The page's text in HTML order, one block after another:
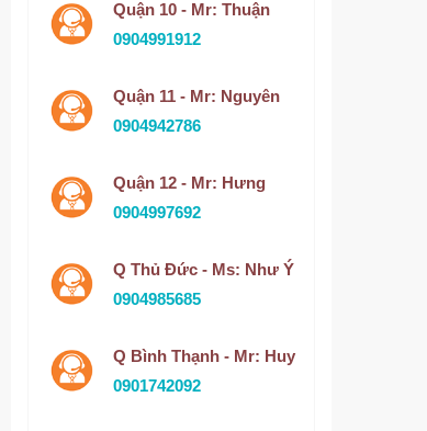
Quận 10 - Mr: Thuận
0904991912
Quận 11 - Mr: Nguyên
0904942786
Quận 12 - Mr: Hưng
0904997692
Q Thủ Đức - Ms: Như Ý
0904985685
Q Bình Thạnh - Mr: Huy
0901742092